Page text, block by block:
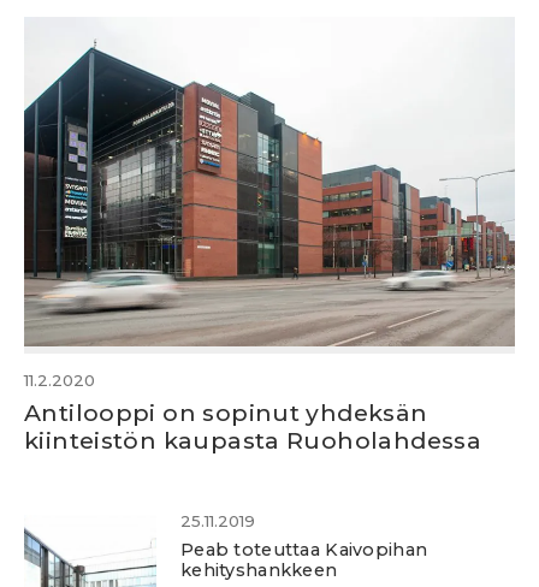
11.2.2020
Antilooppi on sopinut yhdeksän
kiinteistön kaupasta Ruoholahdessa
25.11.2019
Peab toteuttaa Kaivopihan
kehityshankkeen